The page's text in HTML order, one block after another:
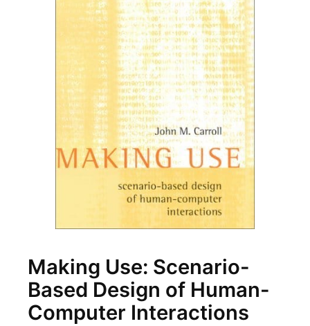
Making Use: Scenario-
Based Design of Human-
Computer Interactions